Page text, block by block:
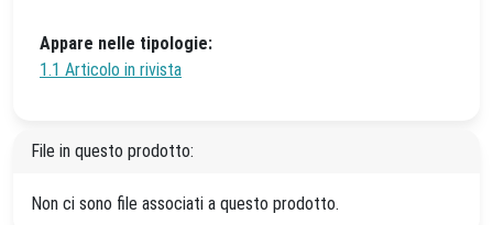
Appare nelle tipologie:
1.1 Articolo in rivista
File in questo prodotto:
Non ci sono file associati a questo prodotto.